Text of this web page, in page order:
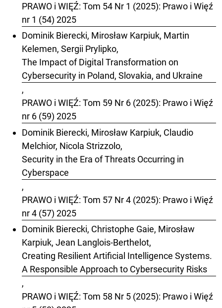
PRAWO i WIĘŹ: Tom 54 Nr 1 (2025): Prawo i Więź
nr 1 (54) 2025
Dominik Bierecki, Mirosław Karpiuk, Martin
Kelemen, Sergii Prylipko,
The Impact of Digital Transformation on
Cybersecurity in Poland, Slovakia, and Ukraine
,
PRAWO i WIĘŹ: Tom 59 Nr 6 (2025): Prawo i Więź
nr 6 (59) 2025
Dominik Bierecki, Mirosław Karpiuk, Claudio
Melchior, Nicola Strizzolo,
Security in the Era of Threats Occurring in
Cyberspace
,
PRAWO i WIĘŹ: Tom 57 Nr 4 (2025): Prawo i Więź
nr 4 (57) 2025
Dominik Bierecki, Christophe Gaie, Mirosław
Karpiuk, Jean Langlois-Berthelot,
Creating Resilient Artificial Intelligence Systems.
A Responsible Approach to Cybersecurity Risks
,
PRAWO i WIĘŹ: Tom 58 Nr 5 (2025): Prawo i Więź